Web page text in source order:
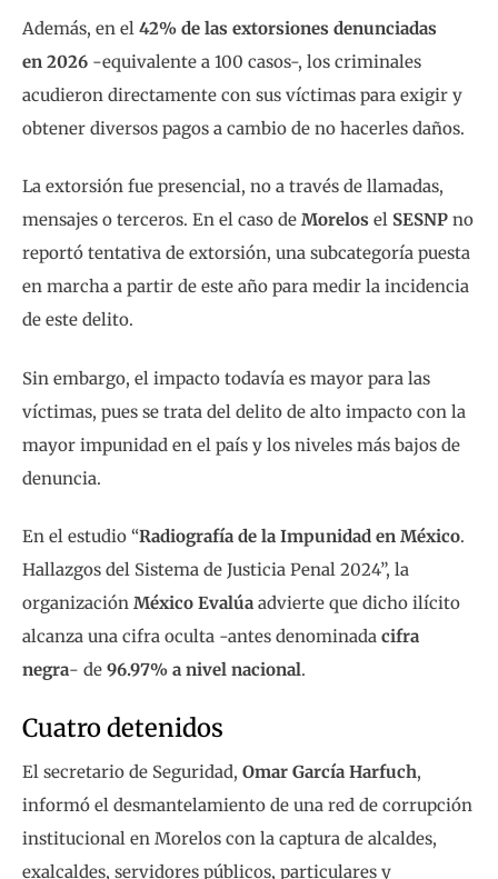
Además, en el 42% de las extorsiones denunciadas
en 2026 -equivalente a 100 casos-, los criminales
acudieron directamente con sus víctimas para exigir y
obtener diversos pagos a cambio de no hacerles daños.
La extorsión fue presencial, no a través de llamadas,
mensajes o terceros. En el caso de Morelos el SESNP no
reportó tentativa de extorsión, una subcategoría puesta
en marcha a partir de este año para medir la incidencia
de este delito.
Sin embargo, el impacto todavía es mayor para las
víctimas, pues se trata del delito de alto impacto con la
mayor impunidad en el país y los niveles más bajos de
denuncia.
En el estudio “Radiografía de la Impunidad en México.
Hallazgos del Sistema de Justicia Penal 2024”, la
organización México Evalúa advierte que dicho ilícito
alcanza una cifra oculta -antes denominada cifra
negra- de 96.97% a nivel nacional.
Cuatro detenidos
El secretario de Seguridad, Omar García Harfuch,
informó el desmantelamiento de una red de corrupción
institucional en Morelos con la captura de alcaldes,
exalcaldes, servidores públicos, particulares y